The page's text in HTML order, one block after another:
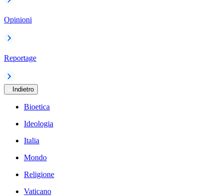
Opinioni
Reportage
Indietro
Bioetica
Ideologia
Italia
Mondo
Religione
Vaticano